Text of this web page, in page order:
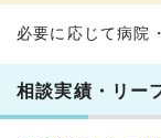
必要に応じて病院
相談実績・リー